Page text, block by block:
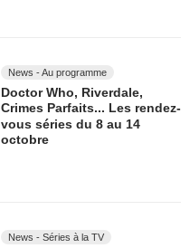
News - Au programme
Doctor Who, Riverdale,
Crimes Parfaits... Les rendez-
vous séries du 8 au 14
octobre
News - Séries à la TV